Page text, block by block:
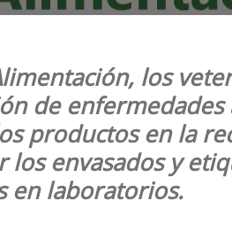
los
de
productos en la
los envasados y
en laboratorios.